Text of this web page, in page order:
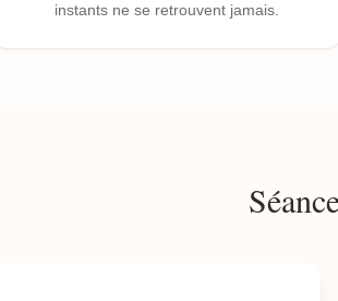
instants ne se retrouvent jamais.